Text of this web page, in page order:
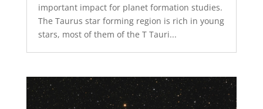
important impact for planet formation studies.
The Taurus star forming region is rich in young
stars, most of them of the T Tauri...